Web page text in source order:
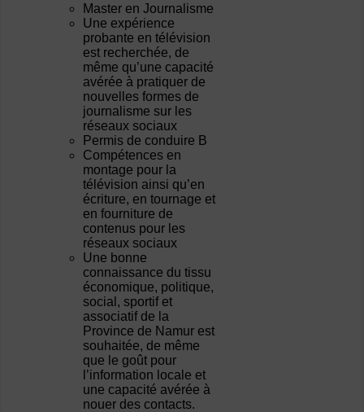
Master en Journalisme
Une expérience
probante en télévision
est recherchée, de
même qu’une capacité
avérée à pratiquer de
nouvelles formes de
journalisme sur les
réseaux sociaux
Permis de conduire B
Compétences en
montage pour la
télévision ainsi qu’en
écriture, en tournage et
en fourniture de
contenus pour les
réseaux sociaux
Une bonne
connaissance du tissu
économique, politique,
social, sportif et
associatif de la
Province de Namur est
souhaitée, de même
que le goût pour
l’information locale et
une capacité avérée à
nouer des contacts.